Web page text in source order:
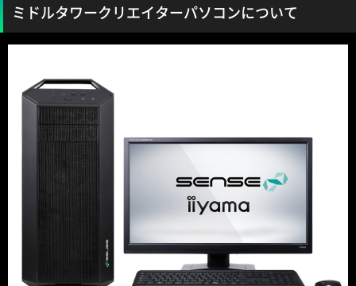
ミドルタワークリエイターパソコンについて